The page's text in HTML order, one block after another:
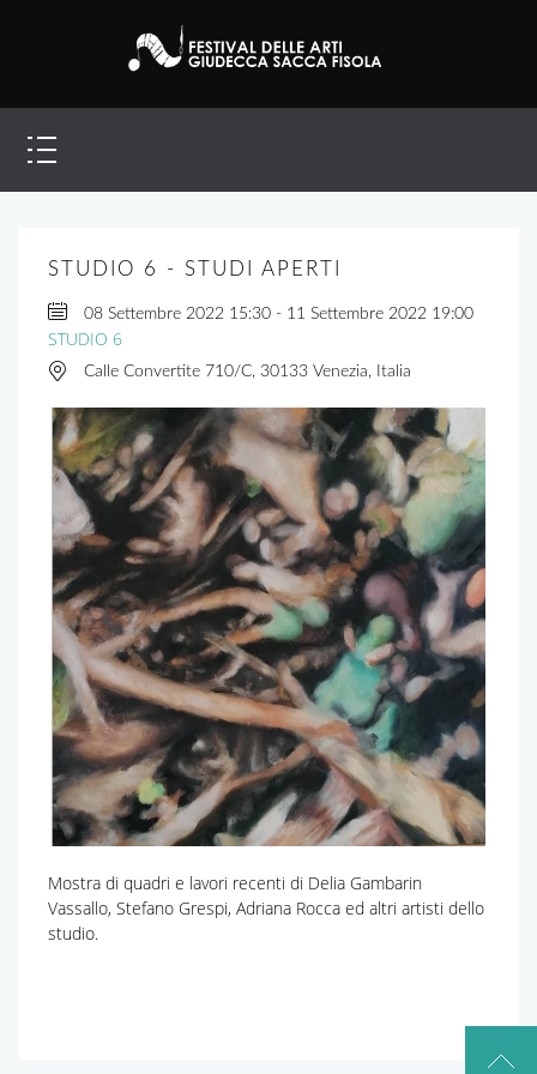
STUDIO 6 - STUDI APERTI
08 Settembre 2022 15:30 - 11 Settembre 2022 19:00
STUDIO 6
Calle Convertite 710/C, 30133 Venezia, Italia
Mostra di quadri e lavori recenti di Delia Gambarin
Vassallo, Stefano Grespi, Adriana Rocca ed altri artisti dello
studio.